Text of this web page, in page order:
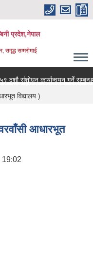
प्रदेश,नेपाल
समृद्ध सम्मरीमाई
संशोधन कार्यान्वयन गर्ने सम्बन्धमा
विद्यालय )
आधारभूत
19:02